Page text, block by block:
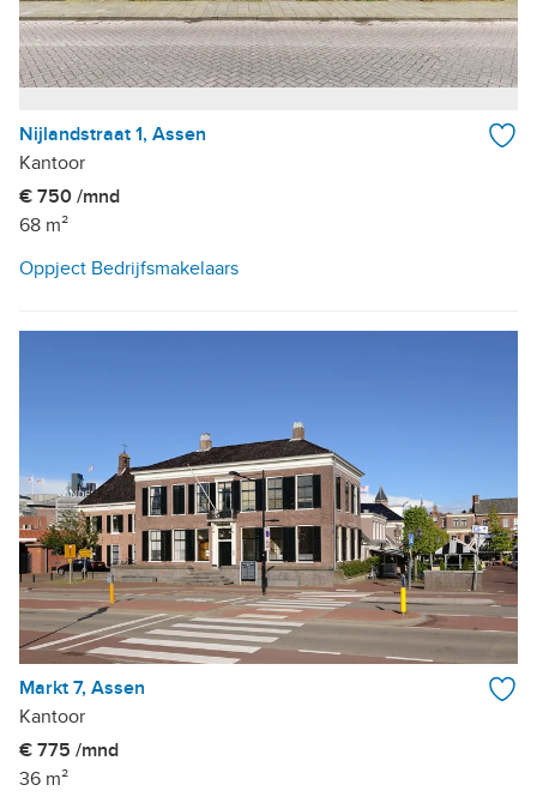
Nijlandstraat 1, Assen
Kantoor
€ 750 /mnd
68 m²
Oppject Bedrijfsmakelaars
Markt 7, Assen
Kantoor
€ 775 /mnd
36 m²